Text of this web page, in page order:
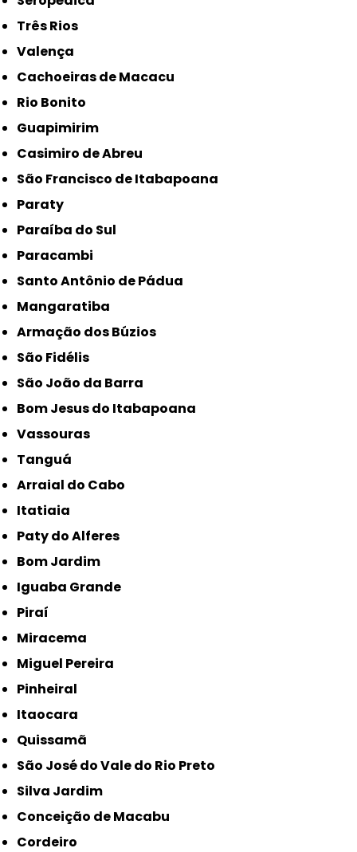
Três Rios
Valença
Cachoeiras de Macacu
Rio Bonito
Guapimirim
Casimiro de Abreu
São Francisco de Itabapoana
Paraty
Paraíba do Sul
Paracambi
Santo Antônio de Pádua
Mangaratiba
Armação dos Búzios
São Fidélis
São João da Barra
Bom Jesus do Itabapoana
Vassouras
Tanguá
Arraial do Cabo
Itatiaia
Paty do Alferes
Bom Jardim
Iguaba Grande
Piraí
Miracema
Miguel Pereira
Pinheiral
Itaocara
Quissamã
São José do Vale do Rio Preto
Silva Jardim
Conceição de Macabu
Cordeiro